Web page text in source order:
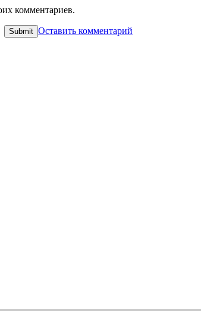
комментариев.
Оставить комментарий